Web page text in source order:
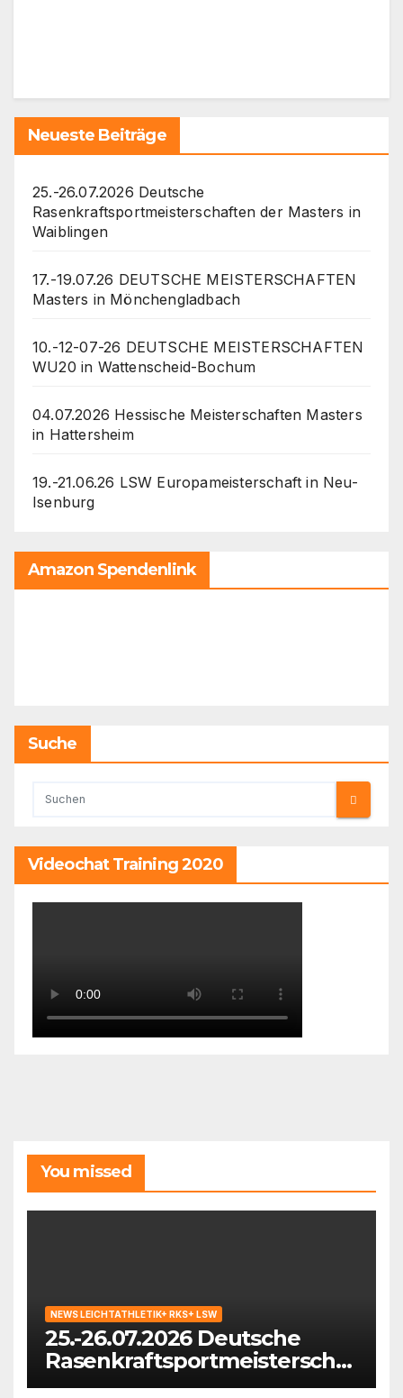
Neueste Beiträge
25.-26.07.2026 Deutsche
Rasenkraftsportmeisterschaften der Masters in
Waiblingen
17.-19.07.26 DEUTSCHE MEISTERSCHAFTEN
Masters in Mönchengladbach
10.-12-07-26 DEUTSCHE MEISTERSCHAFTEN
WU20 in Wattenscheid-Bochum
04.07.2026 Hessische Meisterschaften Masters
in Hattersheim
19.-21.06.26 LSW Europameisterschaft in Neu-
Isenburg
Amazon Spendenlink
Suche
Videochat Training 2020
You missed
NEWS LEICHTATHLETIK+ RKS+ LSW
25.-26.07.2026 Deutsche
Rasenkraftsportmeisterschaf
ten der Masters in